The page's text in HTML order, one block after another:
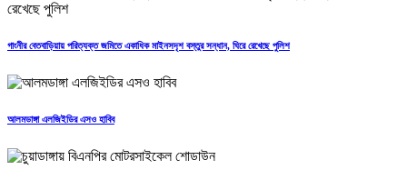
গাংনীর বেতবাড়িয়ায় পরিত্যক্ত জমিতে একাধিক মাইনসদৃশ বস্তুর সন্ধান, ঘিরে রেখেছে পুলিশ
আলমডাঙ্গা এলজিইডির এসও হাবিব